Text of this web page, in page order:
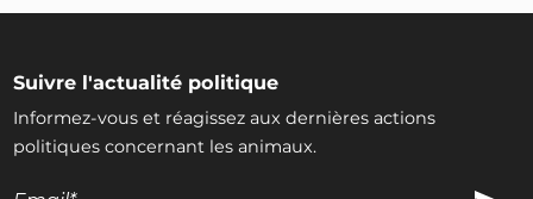
Suivre l'actualité politique
Informez-vous et réagissez aux dernières actions
politiques concernant les animaux.